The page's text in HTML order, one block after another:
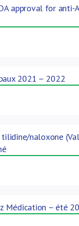
approval for anti-
2021 – 2022
tilidine/naloxone
Médication – été